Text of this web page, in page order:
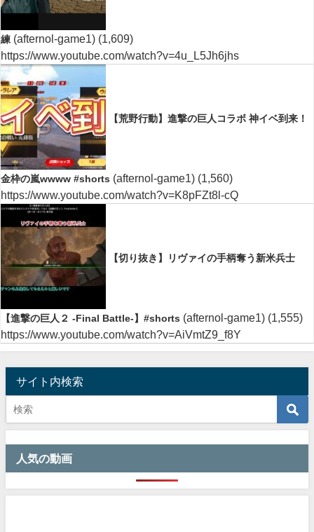
練 (afternol-game1) (1,609)
https://www.youtube.com/watch?v=4u_L5Jh6jhs
【荒野行動】進撃の巨人コラボ 神イベ到来！
金枠の嵐wwww #shorts (afternol-game1) (1,560)
https://www.youtube.com/watch?v=K8pFZt8l-cQ
【切り抜き】リヴァイの手柄奪う新米兵士
【進撃の巨人２ -Final Battle-】#shorts (afternol-game1) (1,555)
https://www.youtube.com/watch?v=AiVmtZ9_f8Y
サイト内検索
人気の動画